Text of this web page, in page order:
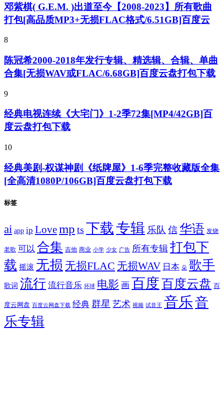
邓紫棋( G.E.M. )出道至今【2008-2023】所有歌曲
打包[高品质MP3+无损FLAC格式/6.51GB]百度云
8
陈冠希2000-2018年发行专辑、精选辑、合辑、单曲
合集[无损WAV或FLAC/6.68GB]百度云盘打包下载
9
经典电视连续《大宅门》1-2季72集[MP4/42GB]百
度云盘打包下载
10
经典美剧-权谋神剧《纸牌屋》1-6季完整收藏版全集
[全高清1080P/106GB]百度云盘打包下载
标签
ai app ip Lovemp ts 下载专辑 乐队 信华语 发烧
老歌 可以 合集 吉他 商业 小学 少女 广告 所有专辑 打包下
载 摇滚 无损 无损FLAC 无损WAV 日本 朵 歌手
歌词 流行 流行音乐 环球 电影 画 百度百度云盘 百
度云网盘 百度云网盘下载 经典 群星 艺术 视频 试音王 音乐音
乐专辑